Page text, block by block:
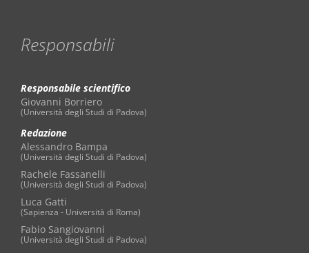
Responsabili
Responsabile scientifico
Giovanni Borriero
(Università degli Studi di Padova)
Redazione
Alessandro Bampa
(Università degli Studi di Padova)
Rachele Fassanelli
(Università degli Studi di Padova)
Luca Gatti
(Sapienza - Università di Roma)
Fabio Sangiovanni
(Università degli Studi di Padova)